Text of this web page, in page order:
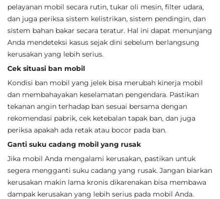
pelayanan mobil secara rutin, tukar oli mesin, filter udara,
dan juga periksa sistem kelistrikan, sistem pendingin, dan
sistem bahan bakar secara teratur. Hal ini dapat menunjang
Anda mendeteksi kasus sejak dini sebelum berlangsung
kerusakan yang lebih serius.
Cek situasi ban mobil
Kondisi ban mobil yang jelek bisa merubah kinerja mobil
dan membahayakan keselamatan pengendara. Pastikan
tekanan angin terhadap ban sesuai bersama dengan
rekomendasi pabrik, cek ketebalan tapak ban, dan juga
periksa apakah ada retak atau bocor pada ban.
Ganti suku cadang mobil yang rusak
Jika mobil Anda mengalami kerusakan, pastikan untuk
segera mengganti suku cadang yang rusak. Jangan biarkan
kerusakan makin lama kronis dikarenakan bisa membawa
dampak kerusakan yang lebih serius pada mobil Anda.